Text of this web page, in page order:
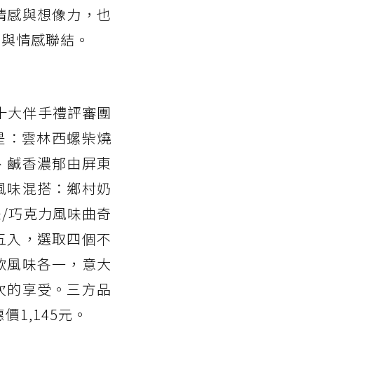
感與想像力，也
情感聯結。
大伴手禮評審團
雲林西螺柴燒
香濃郁由屏東
混搭：鄉村奶
巧克力風味曲奇
入，選取四個不
風味各一，意大
的享受。三方品
1,145元。